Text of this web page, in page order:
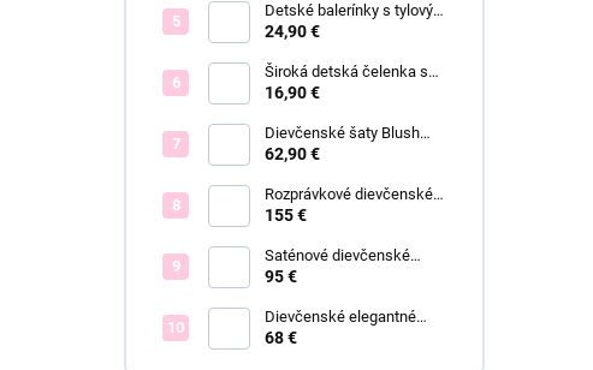
Detské balerínky s tylovým
viazaním Anastazia
24,90 €
Široká detská čelenka s
mašľou a ANASTAZIA
16,90 €
Dievčenské šaty Blush
Grace pink
62,90 €
Rozprávkové dievčenské
šaty Fiona
155 €
Saténové dievčenské
spoločenské šaty Offelia
95 €
Dievčenské elegantné
šaty Lisa
68 €